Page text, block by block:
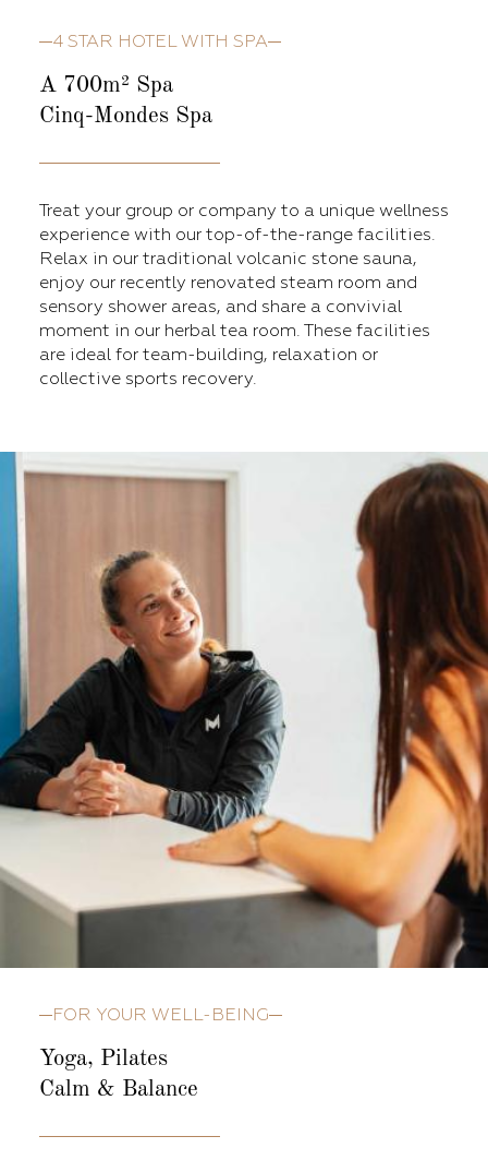
4 STAR HOTEL WITH SPA
A 700m² Spa
Cinq-Mondes Spa
Treat your group or company to a unique wellness
experience with our top-of-the-range facilities.
Relax in our traditional volcanic stone sauna,
enjoy our recently renovated steam room and
sensory shower areas, and share a convivial
moment in our herbal tea room. These facilities
are ideal for team-building, relaxation or
collective sports recovery.
FOR YOUR WELL-BEING
Yoga, Pilates
Calm & Balance